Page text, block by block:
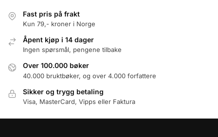
Fast pris på frakt
Kun 79,- kroner i Norge
Åpent kjøp i 14 dager
Ingen spørsmål, pengene tilbake
Over 100.000 bøker
40.000 bruktbøker, og over 4.000 forfattere
Sikker og trygg betaling
Visa, MasterCard, Vipps eller Faktura